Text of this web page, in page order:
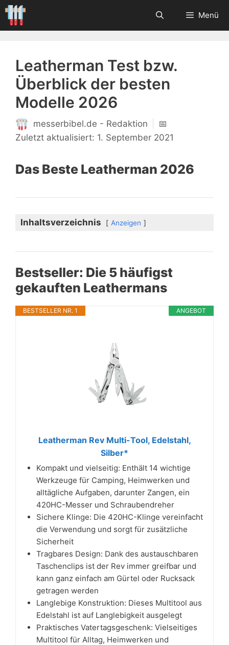
Zum
Inhalt
springen
Menü
Leatherman Test bzw.
Überblick der besten
Modelle 2026
messerbibel.de - Redaktion
📅
1. September 2021
Das Beste Leatherman 2026
Inhaltsverzeichnis Anzeigen
Bestseller: Die 5 häufigst
gekauften Leathermans
ANGEBOT
BESTSELLER NR. 1
Leatherman Rev Multi-Tool, Edelstahl,
Silber*
Kompakt und vielseitig: Enthält 14 wichtige
Werkzeuge für Camping, Heimwerken und
alltägliche Aufgaben, darunter Zangen, ein
420HC-Messer und Schraubendreher
Sichere Klinge: Die 420HC-Klinge vereinfacht
die Verwendung und sorgt für zusätzliche
Sicherheit
Tragbares Design: Dank des austauschbaren
Taschenclips ist der Rev immer greifbar und
kann ganz einfach am Gürtel oder Rucksack
getragen werden
Langlebige Konstruktion: Dieses Multitool aus
Edelstahl ist auf Langlebigkeit ausgelegt
Praktisches Vatertagsgeschenk: Vielseitiges
Multitool für Alltag, Heimwerken und